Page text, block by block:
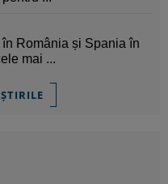
România și Spania în
mai ...